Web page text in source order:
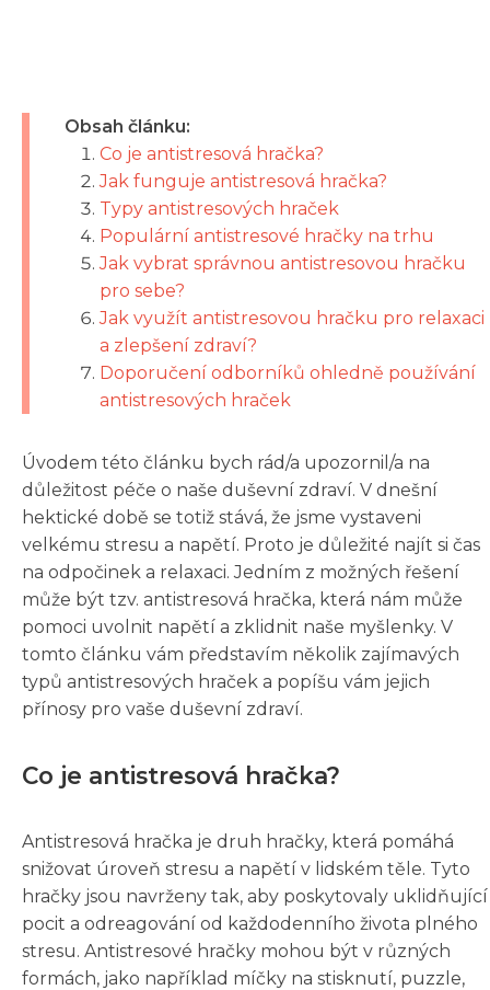
Obsah článku:
Co je antistresová hračka?
Jak funguje antistresová hračka?
Typy antistresových hraček
Populární antistresové hračky na trhu
Jak vybrat správnou antistresovou hračku
pro sebe?
Jak využít antistresovou hračku pro relaxaci
a zlepšení zdraví?
Doporučení odborníků ohledně používání
antistresových hraček
Úvodem této článku bych rád/a upozornil/a na
důležitost péče o naše duševní zdraví. V dnešní
hektické době se totiž stává, že jsme vystaveni
velkému stresu a napětí. Proto je důležité najít si čas
na odpočinek a relaxaci. Jedním z možných řešení
může být tzv. antistresová hračka, která nám může
pomoci uvolnit napětí a zklidnit naše myšlenky. V
tomto článku vám představím několik zajímavých
typů antistresových hraček a popíšu vám jejich
přínosy pro vaše duševní zdraví.
Co je antistresová hračka?
Antistresová hračka je druh hračky, která pomáhá
snižovat úroveň stresu a napětí v lidském těle. Tyto
hračky jsou navrženy tak, aby poskytovaly uklidňující
pocit a odreagování od každodenního života plného
stresu. Antistresové hračky mohou být v různých
formách, jako například míčky na stisknutí, puzzle,